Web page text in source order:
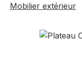
Mobilier extérieur